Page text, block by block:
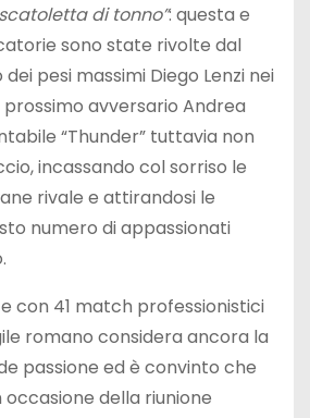
di tonno”: questa e
sono state rivolte dal
pesi massimi Diego Lenzi nei
avversario Andrea
“Thunder” tuttavia non
incassando col sorriso le
rivale e attirandosi le
numero di appassionati
con 41 match professionistici
romano considera ancora la
passione ed è convinto che
della riunione